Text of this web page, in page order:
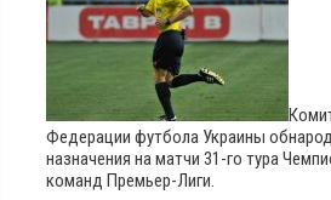
Федерации футбола Украины
назначения на матчи 31-го тура
команд Премьер-Лиги.